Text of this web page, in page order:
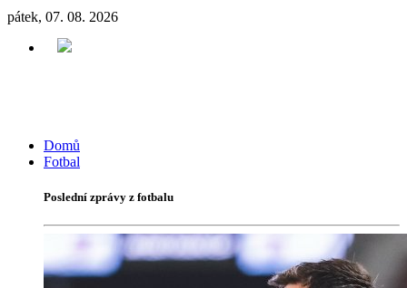
pátek, 07. 08. 2026
Domů
Fotbal
Poslední zprávy z fotbalu